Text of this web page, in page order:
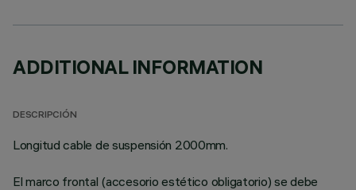
ADDITIONAL INFORMATION
DESCRIPCIÓN
Longitud cable de suspensión 2000mm.
El marco frontal (accesorio estético obligatorio) se debe